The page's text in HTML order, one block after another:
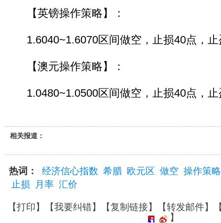
【英镑操作策略】：
1.6040~1.6070区间做空，止损40点，止
【澳元操作策略】：
1.0480~1.0500区间做空，止损40点，止
相关报道：
热词： 经济信心指数 希腊 欧元区 做空 操作策略
止损
月率 汇价
【打印】【我要纠错】【复制链接】【转发邮件】
】